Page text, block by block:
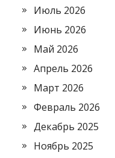
Июль 2026
Июнь 2026
Май 2026
Апрель 2026
Март 2026
Февраль 2026
Декабрь 2025
Ноябрь 2025